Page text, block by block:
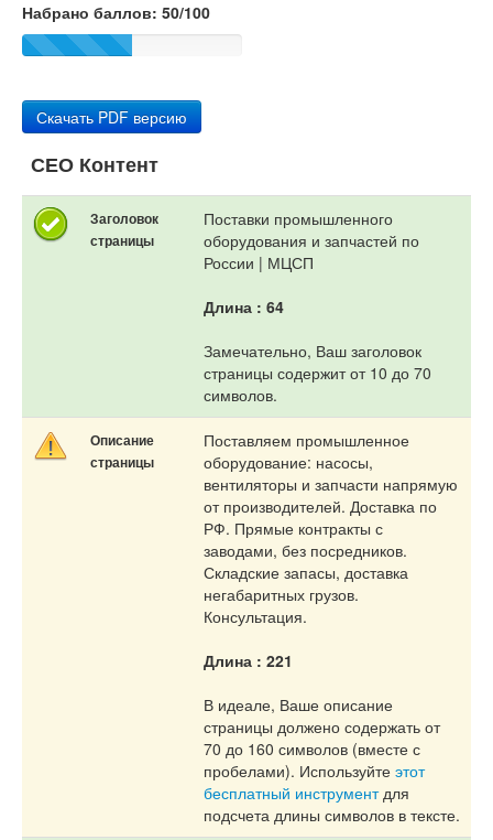
Набрано баллов: 50/100
Скачать PDF версию
СЕО Контент
Заголовок
страницы
Поставки промышленного
оборудования и запчастей по
России | МЦСП
Длина : 64
Замечательно, Ваш заголовок
страницы содержит от 10 до 70
символов.
Описание
страницы
Поставляем промышленное
оборудование: насосы,
вентиляторы и запчасти напрямую
от производителей. Доставка по
РФ. Прямые контракты с
заводами, без посредников.
Складские запасы, доставка
негабаритных грузов.
Консультация.
Длина : 221
В идеале, Ваше описание
страницы должено содержать от
70 до 160 символов (вместе с
пробелами). Используйте этот
бесплатный инструментдля
подсчета длины символов в тексте.